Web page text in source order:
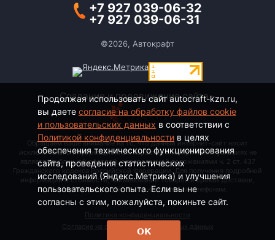
+7 927 039-06-32
+7 927 039-06-31
©2026, Автокрафт
Создание и продвижение сайта -
Обращаем Ваше внимание на то, что данный интернет-сайт носит
исключительно информационный характер и ни при каких условиях не
является публичной офертой, определяемой положениями ч. 2 ст. 437
Гражданского кодекса Российской Федерации. Для получения подробной
информации о стоимости, наименовании товаров и сроках доставки,
пожалуйста, обращайтесь по контактным телефонам.
Политика конфиденциальности
Согласие на обработку персональных данных
Продолжая использовать сайт autocraft-kzn.ru,
вы даете согласие на обработку файлов cookie
и пользовательских данных в соответствии с
Политикой конфиденциальностив целях
обеспечения технического функционирования
сайта, проведения статистических
исследований (Яндекс.Метрика) и улучшения
пользовательского опыта. Если вы не
согласны с этим, пожалуйста, покиньте сайт.
ОК